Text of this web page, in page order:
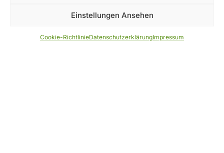
Einstellungen Ansehen
Cookie-RichtlinieDatenschutzerklärungImpressum
Verband